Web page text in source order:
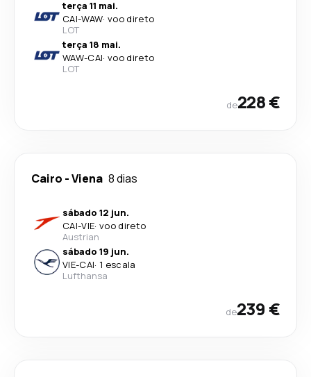
terça 11 mai.
CAI-WAW· voo direto
LOT
terça 18 mai.
WAW-CAI· voo direto
LOT
de228 €
Cairo -Viena 8 dias
sábado 12 jun.
CAI-VIE· voo direto
Austrian
sábado 19 jun.
VIE-CAI· 1 escala
Lufthansa
de239 €